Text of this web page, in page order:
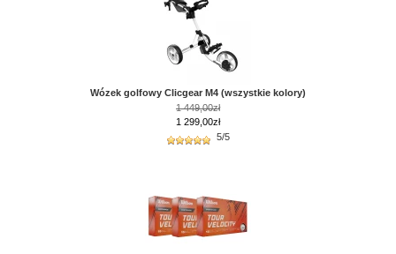
Wózek golfowy Clicgear M4 (wszystkie kolory)
1 449,00zł
1 299,00zł
5/5